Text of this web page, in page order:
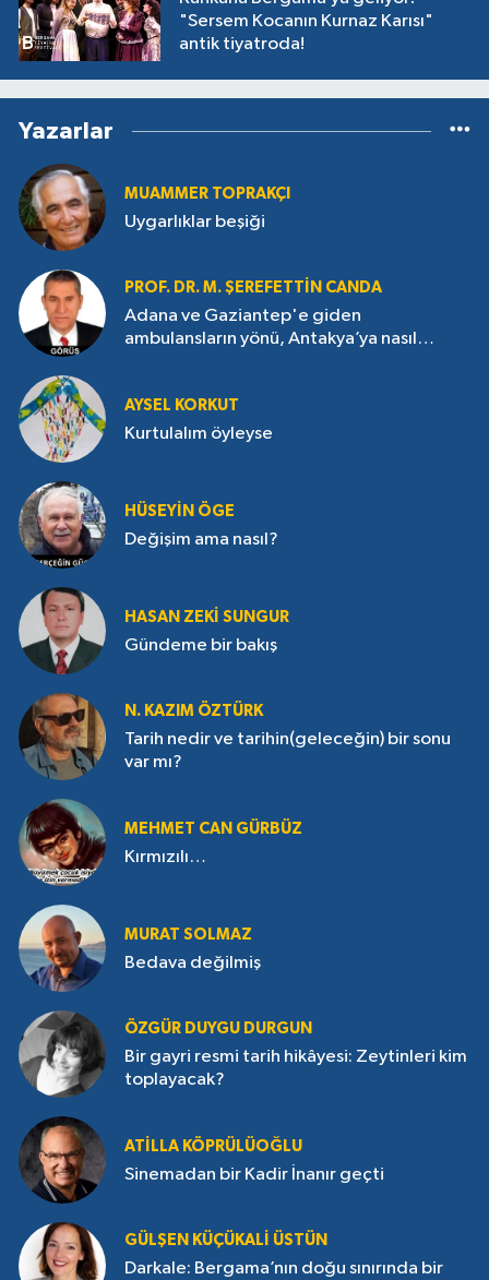
"Sersem Kocanın Kurnaz Karısı"
antik tiyatroda!
Yazarlar
MUAMMER TOPRAKÇI
Uygarlıklar beşiği
PROF. DR. M. ŞEREFETTIN CANDA
Adana ve Gaziantep'e giden
ambulansların yönü, Antakya’ya nasıl
AYSEL KORKUT
Kurtulalım öyleyse
HÜSEYIN ÖGE
Değişim ama nasıl?
HASAN ZEKI SUNGUR
Gündeme bir bakış
N. KAZIM ÖZTÜRK
Tarih nedir ve tarihin(geleceğin) bir sonu
var mı?
MEHMET CAN GÜRBÜZ
Kırmızılı…
MURAT SOLMAZ
Bedava değilmiş
ÖZGÜR DUYGU DURGUN
Bir gayri resmi tarih hikâyesi: Zeytinleri kim
toplayacak?
ATILLA KÖPRÜLÜOĞLU
Sinemadan bir Kadir İnanır geçti
GÜLŞEN KÜÇÜKALI ÜSTÜN
Darkale: Bergama’nın doğu sınırında bir